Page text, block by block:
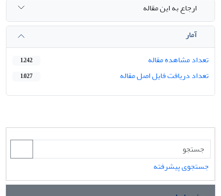
ارجاع به این مقاله
آمار
تعداد مشاهده مقاله
1,242
تعداد دریافت فایل اصل مقاله 1,027
جستجوی پیشرفته